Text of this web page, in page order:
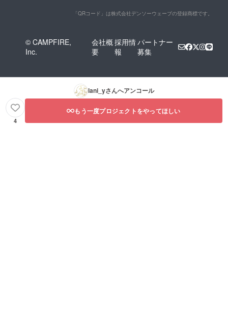
「QRコード」は株式会社デンソーウェーブの登録商標です。
© CAMPFIRE,
Inc.
会社概
要
採用情
報
パートナー
募集
lani_yさんへアンコール
4
もう一度プロジェクトをやってほしい